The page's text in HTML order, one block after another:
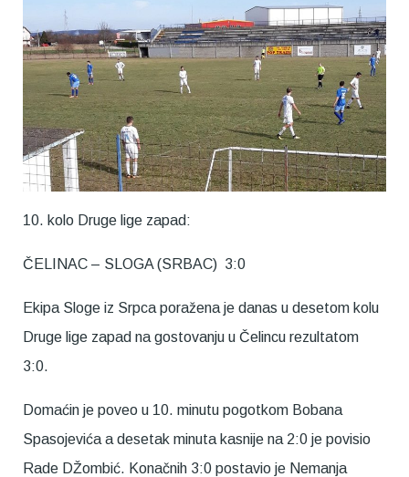
10. kolo Druge lige zapad:
ČELINAC – SLOGA (SRBAC) 3:0
Ekipa Sloge iz Srpca poražena je danas u desetom kolu
Druge lige zapad na gostovanju u Čelincu rezultatom
3:0.
Domaćin je poveo u 10. minutu pogotkom Bobana
Spasojevića a desetak minuta kasnije na 2:0 je povisio
Rade DŽombić. Konačnih 3:0 postavio je Nemanja